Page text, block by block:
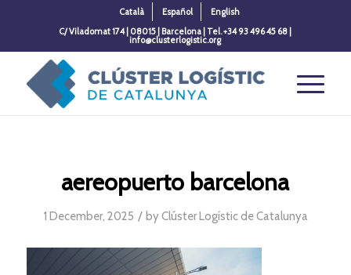
Català Español
English
C/ Viladomat 174 | 08015 | Barcelona | Tel. +34 93 496 45 68 |
info@clusterlogistic.org
aereopuerto barcelona
1 December, 2025 / byClúster Logístic de Catalunya